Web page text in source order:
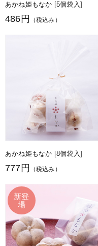
あかね姫もなか [5個袋入]
486円 （税込み）
あかね姫もなか [8個袋入]
777円 （税込み）